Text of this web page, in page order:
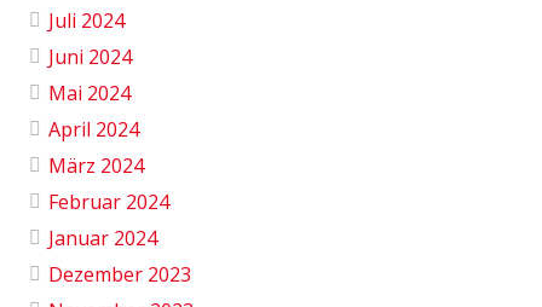
Juli 2024
Juni 2024
Mai 2024
April 2024
März 2024
Februar 2024
Januar 2024
Dezember 2023